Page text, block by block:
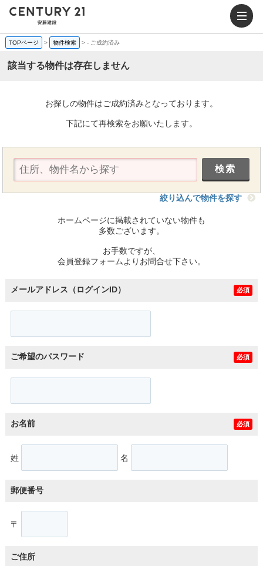
TOPページ > 物件検索 >- ご成約済み
該当する物件は存在しません
お探しの物件はご成約済みとなっております。
下記にて再検索をお願いたします。
絞り込んで物件を探す
ホームページに掲載されていない物件も
多数ございます。
お手数ですが、
会員登録フォームよりお問合せ下さい。
メールアドレス（ログインID） 必須
ご希望のパスワード 必須
お名前 必須
姓 名
郵便番号
〒
ご住所